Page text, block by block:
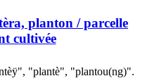
planton / parcelle
cultivée
"plantè", "plantou(ng)".